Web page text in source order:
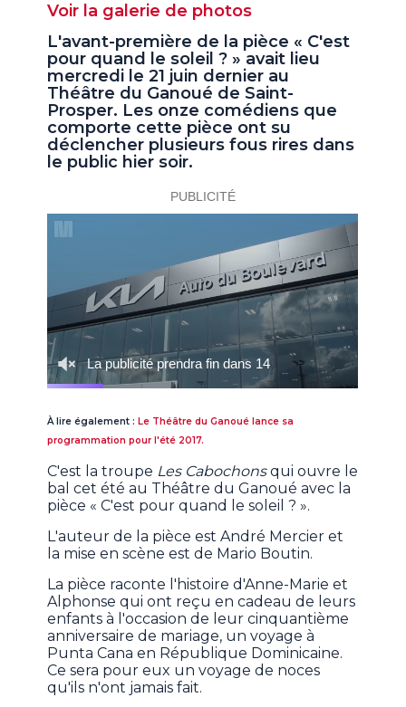
Voir la galerie de photos
L'avant-première de la pièce « C'est
pour quand le soleil ? » avait lieu
mercredi le 21 juin dernier au
Théâtre du Ganoué de Saint-
Prosper. Les onze comédiens que
comporte cette pièce ont su
déclencher plusieurs fous rires dans
le public hier soir.
À lire également : Le Théâtre du Ganoué lance sa
programmation pour l'été 2017.
C'est la troupe Les Cabochonsqui ouvre le
bal cet été au Théâtre du Ganoué avec la
pièce « C'est pour quand le soleil ? ».
L'auteur de la pièce est André Mercier et
la mise en scène est de Mario Boutin.
La pièce raconte l'histoire d'Anne-Marie et
Alphonse qui ont reçu en cadeau de leurs
enfants à l'occasion de leur cinquantième
anniversaire de mariage, un voyage à
Punta Cana en République Dominicaine.
Ce sera pour eux un voyage de noces
qu'ils n'ont jamais fait.